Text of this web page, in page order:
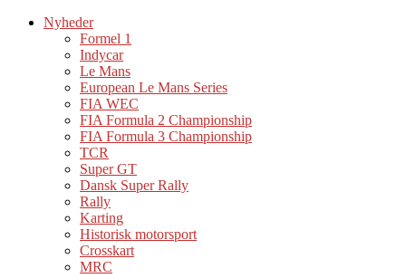
Nyheder
Formel 1
Indycar
Le Mans
European Le Mans Series
FIA WEC
FIA Formula 2 Championship
FIA Formula 3 Championship
TCR
Super GT
Dansk Super Rally
Rally
Karting
Historisk motorsport
Crosskart
MRC